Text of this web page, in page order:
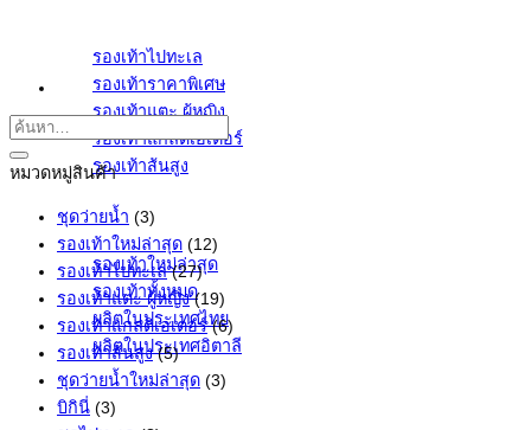
รองเท้าไปทะเล
รองเท้าราคาพิเศษ
รองเท้าแตะ ผู้หญิง
รองเท้าแกลดิเอเตอร์
รองเท้าส้นสูง
รองเท้าใหม่ล่าสุด
รองเท้าทั้งหมด
ผลิตในประเทศไทย
ผลิตในประเทศอิตาลี
หมวดหมู่สินค้า
ชุดว่ายน้ำ (3)
รองเท้าใหม่ล่าสุด (12)
รองเท้าไปทะเล (27)
รองเท้าแตะ ผู้หญิง (19)
รองเท้าแกลดิเอเตอร์ (6)
รองเท้าส้นสูง (5)
ชุดว่ายน้ำใหม่ล่าสุด (3)
บิกินี่ (3)